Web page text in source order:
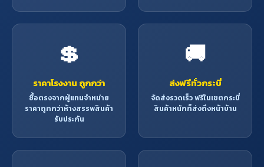
💲
ราคาโรงงาน ถูกกว่า
ซื้อตรงจากผู้แทนจำหน่าย
ราคาถูกกว่าห้างสรรพสินค้า
รับประกัน
🚚
ส่งฟรีทั่วกระบี่
จัดส่งรวดเร็ว ฟรีในเขตกระบี่
สินค้าหนักก็ส่งถึงหน้าบ้าน